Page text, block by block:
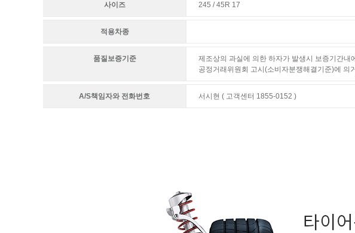
사이즈 245 / 45R 17
적용차종
품질보증기준
제조상의 과실에 의한 하자가 발생시 보증기간
공정거래위원회 고시(소비자분쟁해결기준)에 의
A/S책임자와 전화번호 서시현 ( 고객센터 1855-0152 )